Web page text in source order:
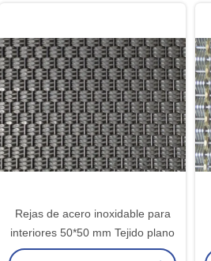
Rejas de acero inoxidable para
interiores 50*50 mm Tejido plano